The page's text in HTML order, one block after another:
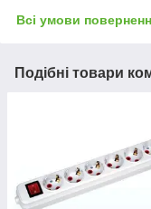
Всі умови
Подібні товари